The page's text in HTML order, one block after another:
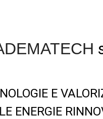
E
ENERGIE